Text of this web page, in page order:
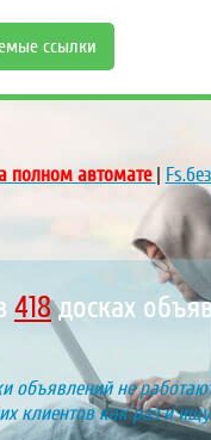
ссылки
полном автомате|
460досках
объявлений не
клиентов как раз и